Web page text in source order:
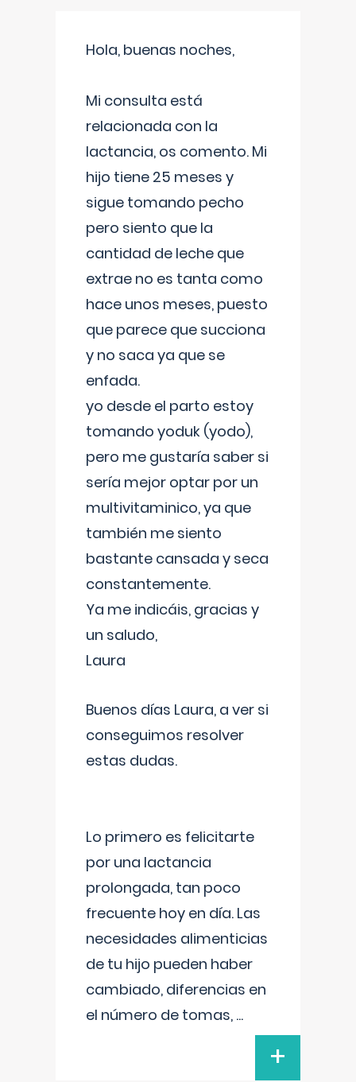
Hola, buenas noches,
Mi consulta está
relacionada con la
lactancia, os comento. Mi
hijo tiene 25 meses y
sigue tomando pecho
pero siento que la
cantidad de leche que
extrae no es tanta como
hace unos meses, puesto
que parece que succiona
y no saca ya que se
enfada.
yo desde el parto estoy
tomando yoduk (yodo),
pero me gustaría saber si
sería mejor optar por un
multivitaminico, ya que
también me siento
bastante cansada y seca
constantemente.
Ya me indicáis, gracias y
un saludo,
Laura
Buenos días Laura, a ver si
conseguimos resolver
estas dudas.
Lo primero es felicitarte
por una lactancia
prolongada, tan poco
frecuente hoy en día. Las
necesidades alimenticias
de tu hijo pueden haber
cambiado, diferencias en
el número de tomas, ...
+